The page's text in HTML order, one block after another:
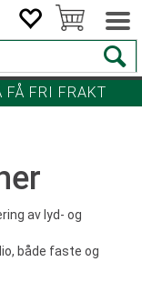
FÅ FRI FRAKT
av lyd- og
både faste og